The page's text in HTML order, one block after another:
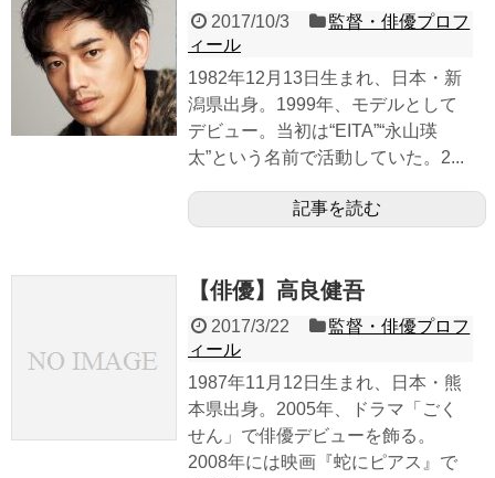
2017/10/3
監督・俳優プロフ
ィール
1982年12月13日生まれ、日本・新
潟県出身。1999年、モデルとして
デビュー。当初は“EITA”“永山瑛
太”という名前で活動していた。2...
記事を読む
【俳優】高良健吾
2017/3/22
監督・俳優プロフ
ィール
1987年11月12日生まれ、日本・熊
本県出身。2005年、ドラマ「ごく
せん」で俳優デビューを飾る。
2008年には映画『蛇にピアス』で